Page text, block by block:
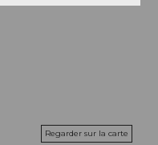
Regarder sur la carte